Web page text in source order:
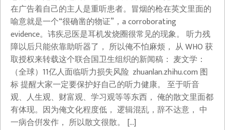
在广告着自己的主人是重听患者。冒烟的枪在英文里面的
喻意就是一个“很确凿的物证”，a corroborating
evidence。讳疾忌医是耳机发烧圈很常见的现象。 听力残
障以后只能依靠助听器了， 所以俺不怕麻烦， 从 WHO 获
取授权来转载这个联合国卫生组织的新闻稿： 麦文学：
（全球）11亿人面临听力损失风险 ​ zhuanlan.zhihu.com 图
标 提醒大家一定要保护好自己的听力健康。 至于听音
观、人生观、财富观、学习观等等东西， 俺的散文里面都
有体现。因为俺文化程度低， 逻辑混乱，辞不达意， 中
一病合倂发作， 所以散文很散。 […]